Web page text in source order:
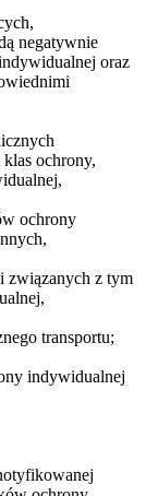
negatywnie
oraz
ochrony,
ochrony
związanych z tym
transportu;
indywidualnej